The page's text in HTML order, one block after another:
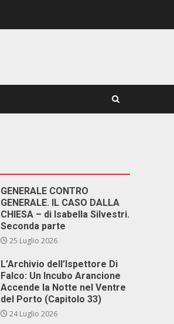
GENERALE CONTRO
GENERALE. IL CASO DALLA
CHIESA – di Isabella Silvestri.
Seconda parte
25 Luglio 2026
L’Archivio dell’Ispettore Di
Falco: Un Incubo Arancione
Accende la Notte nel Ventre
del Porto (Capitolo 33)
24 Luglio 2026